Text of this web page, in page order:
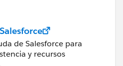
de Salesforce para
y recursos